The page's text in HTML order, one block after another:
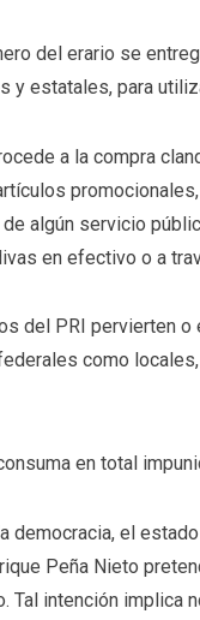
del erario se
y estatales, para
a la compra
algún servicio
en efectivo o a
del PRI pervierten
como
en total
democracia, el
Peña Nieto
Tal intención implica